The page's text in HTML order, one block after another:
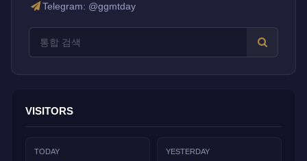
Telegram: @ggmtday
VISITORS
TODAY YESTERDAY